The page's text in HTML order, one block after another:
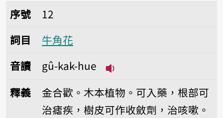
序號12牛角花
序號
12
詞目
牛角花
音讀
gû-kak-hue
釋義
金合歡。木本植物。可入藥，根部可
治瘧疾，樹皮可作收斂劑，治咳嗽。